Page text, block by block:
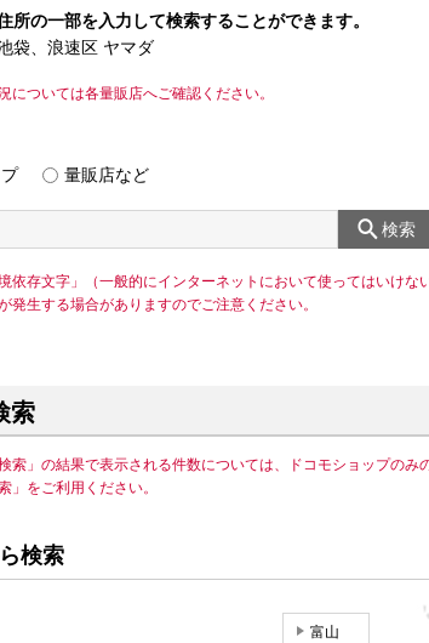
所の一部を入力して検索することができます。
袋、浪速区 ヤマダ
については各量販店へご確認ください。
量販店など
検索
依存文字」（一般的にインターネットにおいて使ってはいけ
発生する場合がありますのでご注意ください。
索
検索」の結果で表示される件数については、ドコモショップの
」をご利用ください。
検索
富山